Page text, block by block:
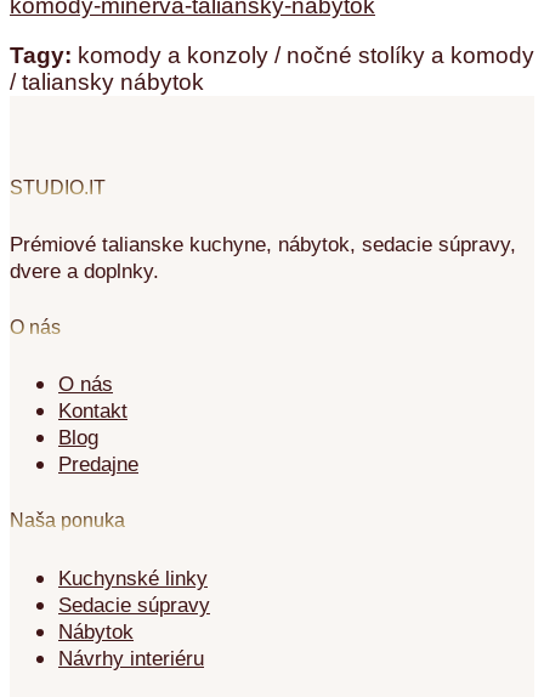
komody-minerva-taliansky-nabytok
Tagy: komody a konzoly / nočné stolíky a komody
/ taliansky nábytok
STUDIO.IT
Prémiové talianske kuchyne, nábytok, sedacie súpravy,
dvere a doplnky.
O nás
O nás
Kontakt
Blog
Predajne
Naša ponuka
Kuchynské linky
Sedacie súpravy
Nábytok
Návrhy interiéru